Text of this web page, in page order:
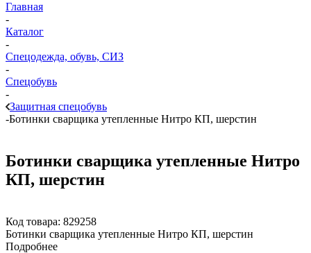
Главная
-
Каталог
-
Спецодежда, обувь, СИЗ
-
Спецобувь
-
Защитная спецобувь
-Ботинки сварщика утепленные Нитро КП, шерстин
Ботинки сварщика утепленные Нитро
КП, шерстин
Код товара: 829258
Ботинки сварщика утепленные Нитро КП, шерстин
Подробнее